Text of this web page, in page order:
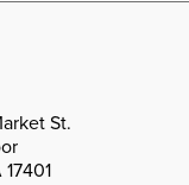
St.